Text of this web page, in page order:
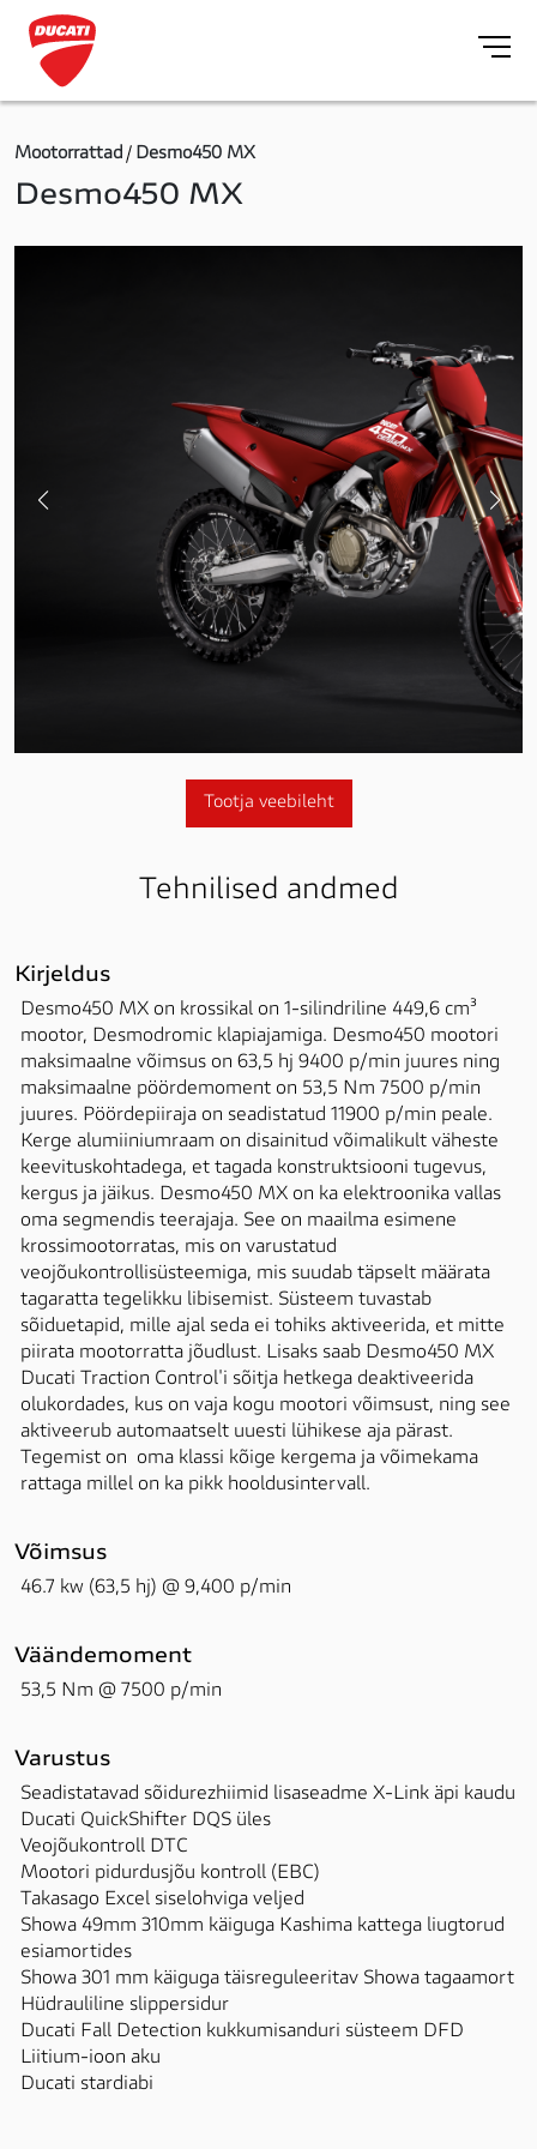
Mootorrattad Desmo450 MX
Desmo450 MX
Tootja veebileht
Tehnilised andmed
Kirjeldus
Desmo450 MX on krossikal on 1-silindriline 449,6 cm³
mootor, Desmodromic klapiajamiga. Desmo450 mootori
maksimaalne võimsus on 63,5 hj 9400 p/min juures ning
maksimaalne pöördemoment on 53,5 Nm 7500 p/min
juures. Pöördepiiraja on seadistatud 11900 p/min peale.
Kerge alumiiniumraam on disainitud võimalikult väheste
keevituskohtadega, et tagada konstruktsiooni tugevus,
kergus ja jäikus. Desmo450 MX on ka elektroonika vallas
oma segmendis teerajaja. See on maailma esimene
krossimootorratas, mis on varustatud
veojõukontrollisüsteemiga, mis suudab täpselt määrata
tagaratta tegelikku libisemist. Süsteem tuvastab
sõiduetapid, mille ajal seda ei tohiks aktiveerida, et mitte
piirata mootorratta jõudlust. Lisaks saab Desmo450 MX
Ducati Traction Control'i sõitja hetkega deaktiveerida
olukordades, kus on vaja kogu mootori võimsust, ning see
aktiveerub automaatselt uuesti lühikese aja pärast.
Tegemist on  oma klassi kõige kergema ja võimekama
rattaga millel on ka pikk hooldusintervall.
Võimsus
46.7 kw (63,5 hj) @ 9,400 p/min
Väändemoment
53,5 Nm @ 7500 p/min
Varustus
Seadistatavad sõidurezhiimid lisaseadme X-Link äpi kaudu
Ducati QuickShifter DQS üles
Veojõukontroll DTC
Mootori pidurdusjõu kontroll (EBC)
Takasago Excel siselohviga veljed
Showa 49mm 310mm käiguga Kashima kattega liugtorud
esiamortides
Showa 301 mm käiguga täisreguleeritav Showa tagaamort
Hüdrauliline slippersidur
Ducati Fall Detection kukkumisanduri süsteem DFD
Liitium-ioon aku
Ducati stardiabi